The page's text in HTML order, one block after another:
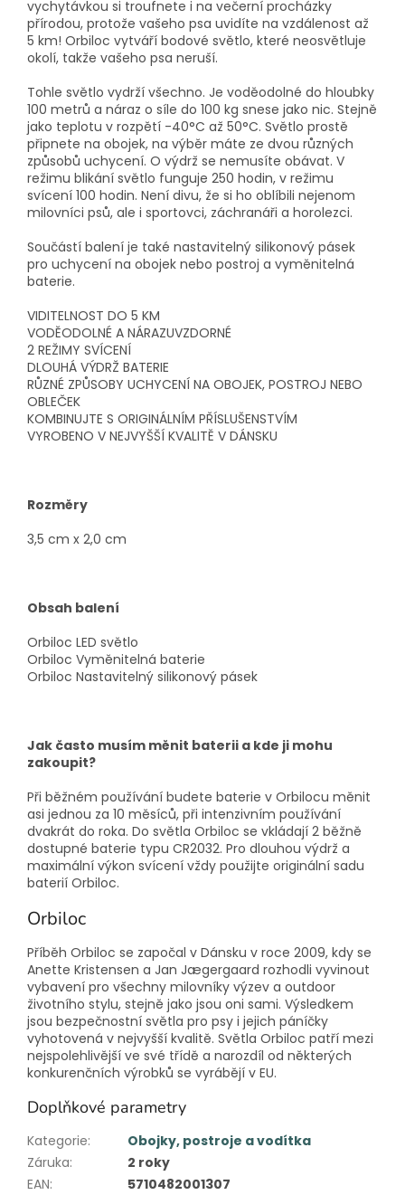
vychytávkou si troufnete i na večerní procházky
přírodou, protože vašeho psa uvidíte na vzdálenost až
5 km! Orbiloc vytváří bodové světlo, které neosvětluje
okolí, takže vašeho psa neruší.
Tohle světlo vydrží všechno. Je voděodolné do hloubky
100 metrů a náraz o síle do 100 kg snese jako nic. Stejně
jako teplotu v rozpětí -40°C až 50°C. Světlo prostě
připnete na obojek, na výběr máte ze dvou různých
způsobů uchycení. O výdrž se nemusíte obávat. V
režimu blikání světlo funguje 250 hodin, v režimu
svícení 100 hodin. Není divu, že si ho oblíbili nejenom
milovníci psů, ale i sportovci, záchranáři a horolezci.
Součástí balení je také nastavitelný silikonový pásek
pro uchycení na obojek nebo postroj a vyměnitelná
baterie.
VIDITELNOST DO 5 KM
VODĚODOLNÉ A NÁRAZUVZDORNÉ
2 REŽIMY SVÍCENÍ
DLOUHÁ VÝDRŽ BATERIE
RŮZNÉ ZPŮSOBY UCHYCENÍ NA OBOJEK, POSTROJ NEBO
OBLEČEK
KOMBINUJTE S ORIGINÁLNÍM PŘÍSLUŠENSTVÍM
VYROBENO V NEJVYŠŠÍ KVALITĚ V DÁNSKU
Rozměry
3,5 cm x 2,0 cm
Obsah balení
Orbiloc LED světlo
Orbiloc Vyměnitelná baterie
Orbiloc Nastavitelný silikonový pásek
Jak často musím měnit baterii a kde ji mohu
zakoupit?
Při běžném používání budete baterie v Orbilocu měnit
asi jednou za 10 měsíců, při intenzivním používání
dvakrát do roka. Do světla Orbiloc se vkládají 2 běžně
dostupné baterie typu CR2032. Pro dlouhou výdrž a
maximální výkon svícení vždy použijte originální sadu
baterií Orbiloc.
Orbiloc
Příběh Orbiloc se započal v Dánsku v roce 2009, kdy se
Anette Kristensen a Jan Jægergaard rozhodli vyvinout
vybavení pro všechny milovníky výzev a outdoor
životního stylu, stejně jako jsou oni sami. Výsledkem
jsou bezpečnostní světla pro psy i jejich páníčky
vyhotovená v nejvyšší kvalitě. Světla Orbiloc patří mezi
nejspolehlivější ve své třídě a narozdíl od některých
konkurenčních výrobků se vyrábějí v EU.
Doplňkové parametry
Kategorie:
Obojky, postroje a vodítka
Záruka:
2 roky
EAN:
5710482001307